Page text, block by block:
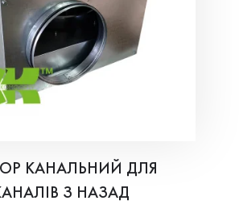
КАНАЛЬНИЙ ДЛЯ
З НАЗАД